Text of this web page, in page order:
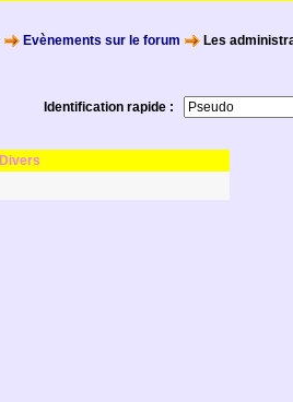
Evènements sur le forum
Les
Identification rapide :
Divers